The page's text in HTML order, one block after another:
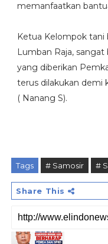
memanfaatkan
Ketua Kelompok tani
Lumban Raja,
yang diberikan
terus dilakukan demi
( Nanang S).
Tags # Samosir #
Share This